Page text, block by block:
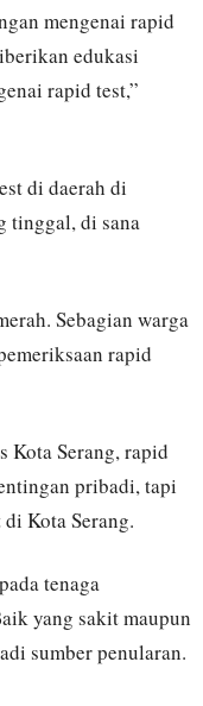
mengenai rapid
edukasi
rapid test,”
di daerah di
tinggal, di sana
Sebagian warga
rapid
Kota Serang, rapid
pribadi, tapi
Kota Serang.
tenaga
yang sakit maupun
sumber penularan.